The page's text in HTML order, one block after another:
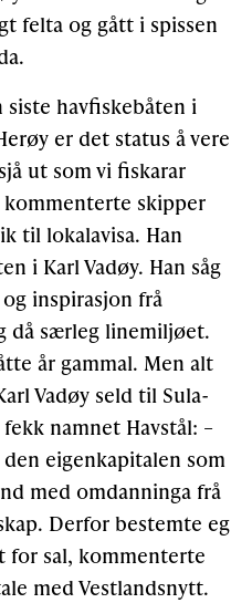
felta og gått i spissen
siste havfiskebåten i
er det status å vere
ut som vi fiskarar
skipper
til lokalavisa. Han
i Karl Vadøy. Han såg
inspirasjon frå
då særleg linemiljøet.
år gammal. Men alt
Vadøy seld til Sula-
namnet Havstål: –
eigenkapitalen som
med omdanninga frå
Derfor bestemte eg
for sal, kommenterte
med Vestlandsnytt.